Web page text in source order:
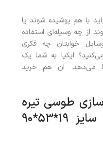
با هم پوشیده شوند یا
از چه وسیله‌ای استفاده
خوابتان چه فکری
ایکیا به شما یک
می‌دهد. آن هم خرید
طوسی تیره
ایکیا مدل SKUBB سایز ۱۹*۵۳*۹۰